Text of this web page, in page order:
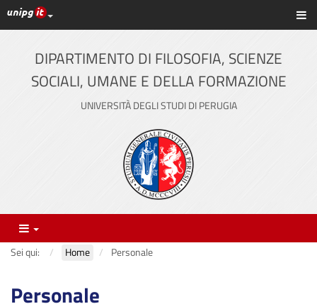
Vai
al
contenuto
principale
Link ai principali servizi web di Ateneo
DIPARTIMENTO DI FILOSOFIA, SCIENZE
SOCIALI, UMANE E DELLA FORMAZIONE
UNIVERSITÀ DEGLI STUDI DI PERUGIA
Menu
Sei qui: Home Personale
Personale